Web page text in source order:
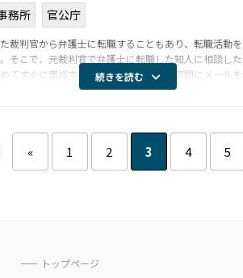
務所 官公庁
裁判官から弁護士に転職することもあり、転職活動
そこで、元裁判官で弁護士に転職した知人に相談し
てすぐに面談することになりました。夜間にメール
続きを読む
« 1 2 3 4 5
トップページ